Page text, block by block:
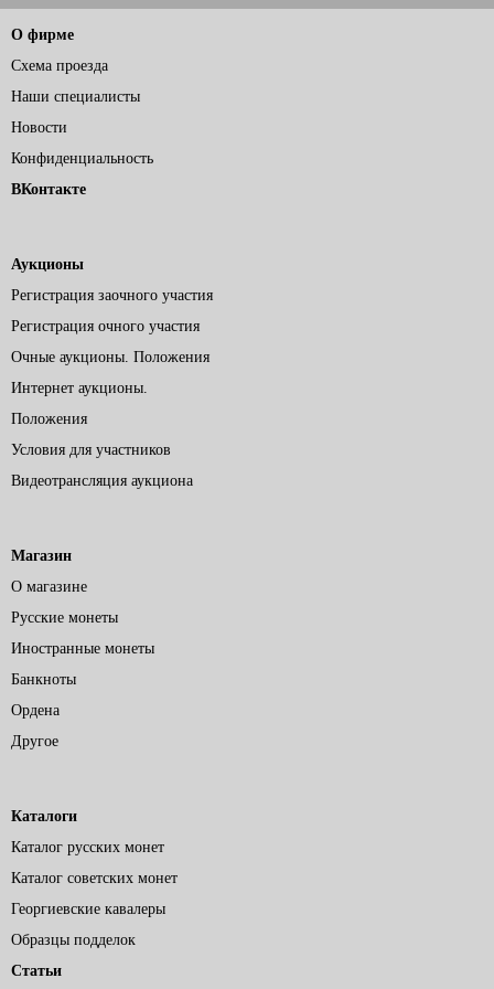
О фирме
Схема проезда
Наши специалисты
Новости
Конфиденциальность
ВКонтакте
Аукционы
Регистрация заочного участия
Регистрация очного участия
Очные аукционы. Положения
Интернет аукционы.
Положения
Условия для участников
Видеотрансляция аукциона
Магазин
О магазине
Русские монеты
Иностранные монеты
Банкноты
Ордена
Другое
Каталоги
Каталог русских монет
Каталог советских монет
Георгиевские кавалеры
Образцы подделок
Статьи